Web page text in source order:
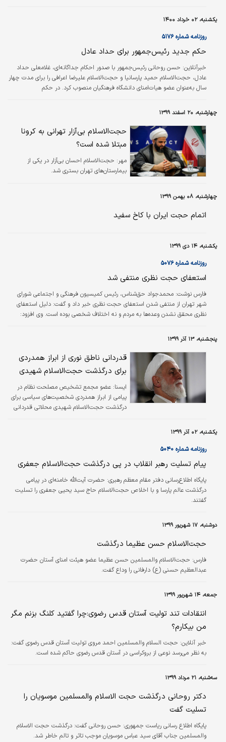
یکشنبه، ۰۲ خرداد ۱۴۰۰
روزنامه شماره ۵۱۷۶
حکم جدید رئیس‌جمهور برای حداد عادل
خبرآنلاین: حسن روحانی رئیس‌جمهور با صدور احکام جداگانه‌ای، غلامعلی حداد
عادل، حجت‌الاسلام حمید پارسانیا و حجت‌الاسلام علیرضا اعرافی را برای مدت چهار
سال به‌عنوان عضو هیات‌امنای دانشگاه فرهنگیان منصوب کرد. در حکم
شورای‌عالی انقلاب فرهنگی، به موجب این حکم برای مدت چهار سال به‌عنوان «عضو
هیات‌امنای…
چهارشنبه، ۲۰ اسفند ۱۳۹۹
حجت‌الاسلام بی‌آزار تهرانی به کرونا
مبتلا شده است؟
مهر: حجت‌الاسلام احسان بی‌آزار در یکی از
بیمارستان‌های تهران بستری شد.
چهارشنبه، ۰۸ بهمن ۱۳۹۹
اتمام حجت ایران با کاخ سفید
یکشنبه، ۱۴ دی ۱۳۹۹
روزنامه شماره ۵۰۷۶
استعفای حجت نظری منتفی شد
فارس نوشت: محمدجواد حق‌شناس، رئیس کمیسیون فرهنگی و اجتماعی شورای
شهر تهران از منتفی شدن استعفای حجت نظری خبر داد و گفت: دلیل استعفای
نظری محقق نشدن وعده‌ها به مردم و نه اختلاف شخصی بوده است. وی افزود:
خانم نژادبهرام مسوولیت گفت‌وگو با ایشان را برعهده گرفتیم. حق‌شناس گفت: ما
مساله شخصی برای استعفای حجت نظری نیا‌فتیم و عموما دغدغه‌های ایشان
درست بود و باید وعده‌ها با دقت مورد پیگیری قرار می‌گرفت. وی گفت: قرار شده
است که نگرانی‌های ایشان…
پنجشنبه، ۱۳ آذر ۱۳۹۹
قدردانی ناطق نوری از ابراز همدردی
برای درگذشت حجت‌الاسلام شهیدی
ايسنا: عضو مجمع تشخیص مصلحت نظام در
پیامی از ابراز همدردی شخصیت‌های سیاسی برای
درگذشت حجت‌الاسلام شهیدی محلاتی قدردانی
یکشنبه، ۰۲ آذر ۱۳۹۹
روزنامه شماره ۵۰۴۰
پیام تسلیت رهبر انقلاب در پی درگذشت حجت‌الاسلام جعفری
پایگاه اطلاع‌رسانی دفتر مقام معظم رهبری: حضرت آیت‌الله خامنه‌ای در پیامی
درگذشت عالم پارسا و با اخلاص حجت‌الاسلام حاج سید یحیی جعفری را تسلیت
گفتند.
دوشنبه، ۱۷ شهریور ۱۳۹۹
حجت‌الاسلام حسن عظیما درگذشت
فارس: حجت‌الاسلام والمسلمین حسن عظیما عضو هیئت امنای آستان حضرت
عبدالعظیم حسنی (ع) دارفانی را وداع گفت.
جمعه، ۱۴ شهریور ۱۳۹۹
انتقادات تند تولیت آستان قدس رضوی:چرا گفتید کلنگ بزنم مگر
من بیکارم؟
خبر آنلاین: حجت السلام والمسلمین احمد مروی تولیت آستان قدس رضوی گفت:
به نظر می‌رسد نوعی از بروکراسی در آستان قدس رضوی حاکم شده است.
سه‌شنبه، ۲۱ مرداد ۱۳۹۹
دکتر روحانی درگذشت حجت الاسلام والمسلمین موسویان را
تسلیت گفت
پایگاه اطلاع رسانی ریاست جمهوری: حسن روحانی گفت: درگذشت حجت الاسلام
والمسلمین جناب آقای سید عباس موسویان موجب تاثر و تالم خاطر شد.